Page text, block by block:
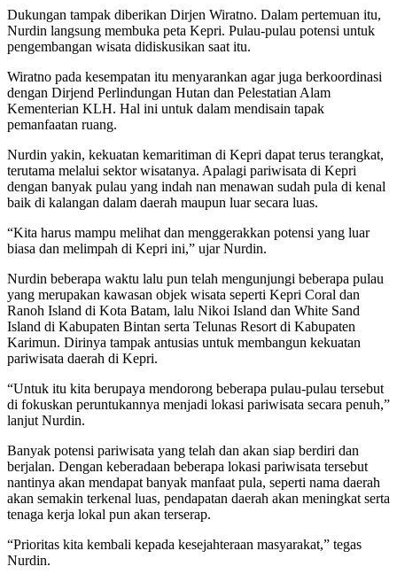
Dukungan tampak diberikan Dirjen Wiratno. Dalam pertemuan itu,
Nurdin langsung membuka peta Kepri. Pulau-pulau potensi untuk
pengembangan wisata didiskusikan saat itu.
Wiratno pada kesempatan itu menyarankan agar juga berkoordinasi
dengan Dirjend Perlindungan Hutan dan Pelestatian Alam
Kementerian KLH. Hal ini untuk dalam mendisain tapak
pemanfaatan ruang.
Nurdin yakin, kekuatan kemaritiman di Kepri dapat terus terangkat,
terutama melalui sektor wisatanya. Apalagi pariwisata di Kepri
dengan banyak pulau yang indah nan menawan sudah pula di kenal
baik di kalangan dalam daerah maupun luar secara luas.
“Kita harus mampu melihat dan menggerakkan potensi yang luar
biasa dan melimpah di Kepri ini,” ujar Nurdin.
Nurdin beberapa waktu lalu pun telah mengunjungi beberapa pulau
yang merupakan kawasan objek wisata seperti Kepri Coral dan
Ranoh Island di Kota Batam, lalu Nikoi Island dan White Sand
Island di Kabupaten Bintan serta Telunas Resort di Kabupaten
Karimun. Dirinya tampak antusias untuk membangun kekuatan
pariwisata daerah di Kepri.
“Untuk itu kita berupaya mendorong beberapa pulau-pulau tersebut
di fokuskan peruntukannya menjadi lokasi pariwisata secara penuh,”
lanjut Nurdin.
Banyak potensi pariwisata yang telah dan akan siap berdiri dan
berjalan. Dengan keberadaan beberapa lokasi pariwisata tersebut
nantinya akan mendapat banyak manfaat pula, seperti nama daerah
akan semakin terkenal luas, pendapatan daerah akan meningkat serta
tenaga kerja lokal pun akan terserap.
“Prioritas kita kembali kepada kesejahteraan masyarakat,” tegas
Nurdin.